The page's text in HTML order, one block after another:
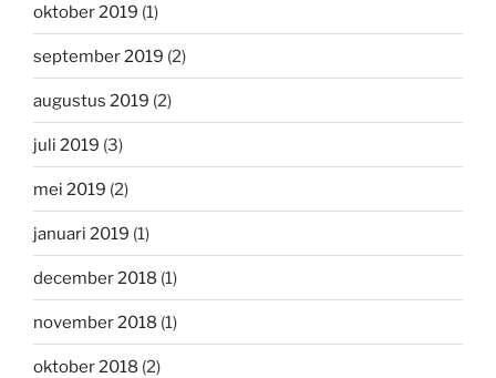
oktober 2019 (1)
september 2019 (2)
augustus 2019 (2)
juli 2019 (3)
mei 2019 (2)
januari 2019 (1)
december 2018 (1)
november 2018 (1)
oktober 2018 (2)